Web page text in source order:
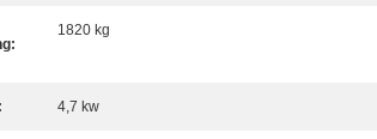
1820 kg
4,7 kw